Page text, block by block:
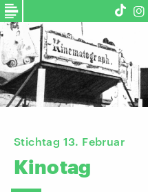
Stichtag 13. Februar
Kinotag